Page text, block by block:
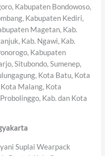
Kabupaten Bondowoso,
Kabupaten Kediri,
Magetan, Kab.
Kab. Ngawi, Kab.
Kabupaten
Situbondo, Sumenep,
Kota Batu, Kota
Malang, Kota
Kab. dan Kota
Suplai Wearpack